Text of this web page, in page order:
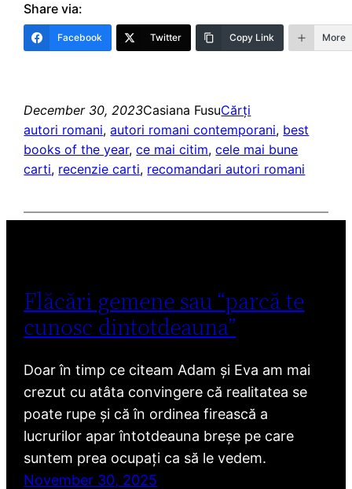
Share via:
Facebook Twitter Copy Link More
December 30, 2023Casiana FusuCărți
autori romani, autori romani contemporani, best
books of the year, ce mai citim, cele mai bune
carti, recenzie carti, recomandari autori romani
Flăcări gemene sau “parcă te
cunosc dintotdeauna”
Doar în timp ce citeam Adam și Eva am mai
crezut cu atâta convingere că realitatea se
poate rupe și că în ordinea firească a
lucrurilor apar întotdeauna breșe pe care
suntem prea ocupați ca să le vedem.
November 30, 2025